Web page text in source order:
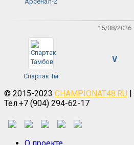
15/08/2026
Спартак Тм
V
© 2015-2023 CHAMPIONAT48.RU
Тел.+7 (904) 294-62-17
О проекте